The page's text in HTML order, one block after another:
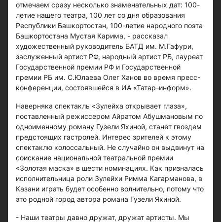
отмечаем сразу несколько знаменательных дат: 100-
летие нашего театра, 100 лет со дня образования
Республики Башкортостан, 100-летие народного поэта
Башкортостана Мустая Карима, - рассказал
художественный руководитель БАТД им. М.Гафури,
заслуженный артист РФ, народный артист РБ, лауреат
Государственной премии РФ и Государственной
премии РБ им. С.Юлаева Олег Ханов во время пресс-
конференции, состоявшейся в ИА «Татар-информ».
Наверняка спектакль «Зулейха открывает глаза»,
поставленный режиссером Айратом Абушмановым по
одноименному роману Гузели Яхиной, станет гвоздем
предстоящих гастролей. Интерес зрителей к этому
спектаклю колоссальный. Не случайно он выдвинут на
соискание национальной театральной премии
«Золотая маска» в шести номинациях. Как призналась
исполнительница роли Зулейхи Римма Кагарманова, в
Казани играть будет особенно волнительно, потому что
это родной город автора романа Гузели Яхиной.
- Наши театры давно дружат, дружат артисты. Мы